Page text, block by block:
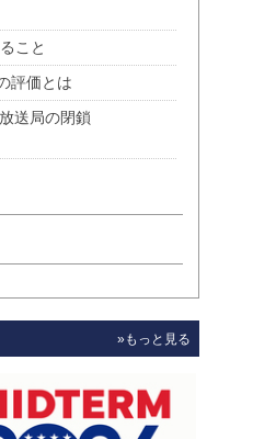
こと
評価とは
送局の閉鎖
»もっと見る